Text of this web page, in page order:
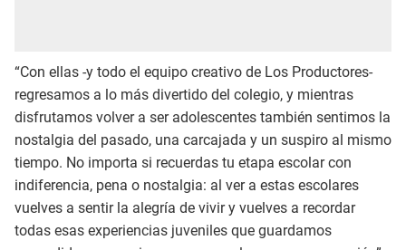
“Con ellas -y todo el equipo creativo de Los Productores-
regresamos a lo más divertido del colegio, y mientras
disfrutamos volver a ser adolescentes también sentimos la
nostalgia del pasado, una carcajada y un suspiro al mismo
tiempo. No importa si recuerdas tu etapa escolar con
indiferencia, pena o nostalgia: al ver a estas escolares
vuelves a sentir la alegría de vivir y vuelves a recordar
todas esas experiencias juveniles que guardamos